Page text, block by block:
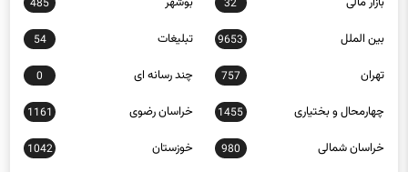
بین الملل 9653 تبلیغات 54
تهران 757 چند رسانه ای 0
چهارمحال و بختیاری 1455 خراسان رضوی 1161
خراسان شمالی 980 خوزستان 1042
زنجان 653 سبک زندگی 397